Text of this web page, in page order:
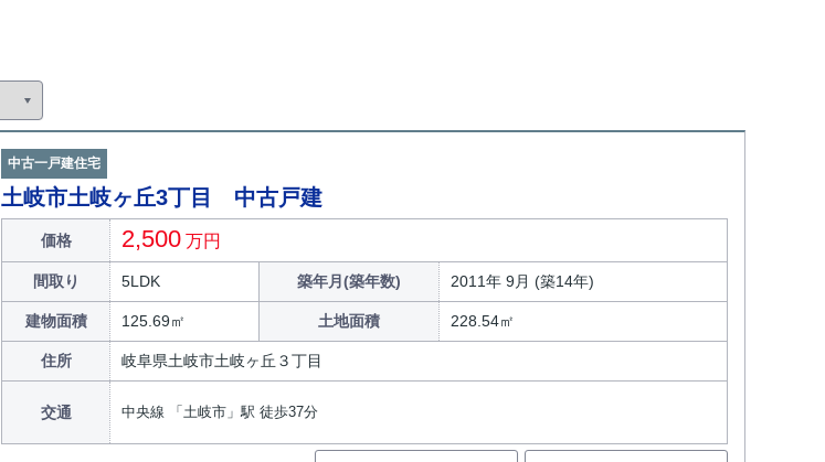
中古一戸建住宅
土岐市土岐ヶ丘3丁目 中古戸建
価格 2,500 万円
間取り 5LDK 築年月(築年数) 2011年 9月 (築14年)
建物面積 125.69㎡ 土地面積 228.54㎡
住所 岐阜県土岐市土岐ヶ丘３丁目
交通 中央線 「土岐市」駅 徒歩37分